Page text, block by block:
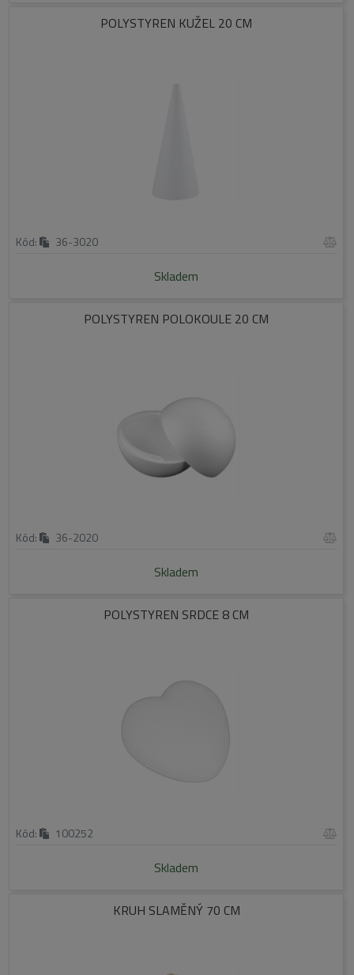
POLYSTYREN KUŽEL 20 CM
Kód: 36-3020
Skladem
POLYSTYREN POLOKOULE 20 CM
Kód: 36-2020
Skladem
POLYSTYREN SRDCE 8 CM
Kód: 100252
Skladem
KRUH SLAMĚNÝ 70 CM